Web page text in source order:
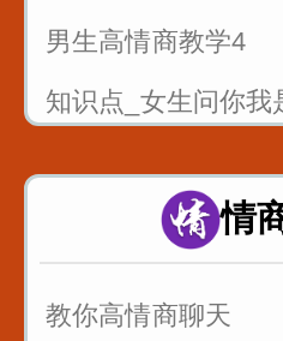
男生高情商教学4
知识点_女生问你我
这样说提高成功率
情侣之间说这句话
情
教你高情商聊天